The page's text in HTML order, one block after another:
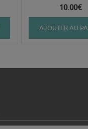
10.00€
AJOUTER AU